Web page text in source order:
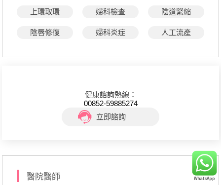
上環取環 婦科檢查 陰道緊縮
陰唇修復 婦科炎症 人工流產
健康諮詢熱線：
00852-59885274
立即諮詢
醫院醫師